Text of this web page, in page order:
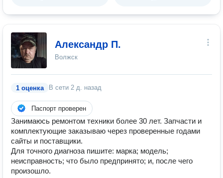
Александр П.
Волжск
1 оценка В сети 2 д. назад
Паспорт проверен
Занимаюсь ремонтом техники более 30 лет. Запчасти и
комплектующие заказываю через проверенные годами
сайты и поставщики.
Для точного диагноза пишите: марка; модель;
неисправность; что было предпринято; и, после чего
произошло.